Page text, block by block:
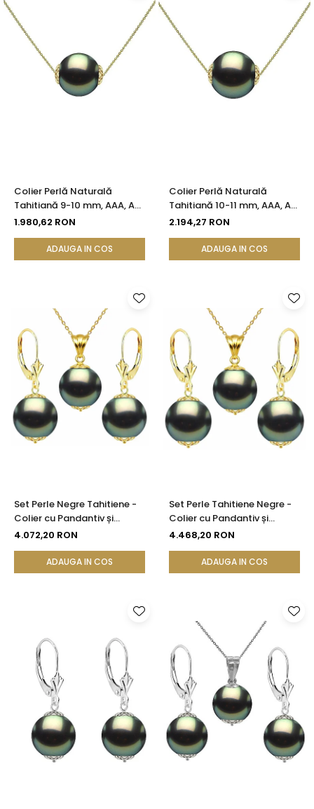
Colier Perlă Naturală
Tahitiană 9-10 mm, AAA, Aur
Galben 14K | KASKADDA®
1.980,62 RON
ADAUGA IN COS
Colier Perlă Naturală
Tahitiană 10-11 mm, AAA, Aur
Galben 14K | KASKADDA®
2.194,27 RON
ADAUGA IN COS
Set Perle Negre Tahitiene -
Colier cu Pandantiv și
Cercei, Aur Galben 14K, Perle
AAA | KASKADDA®
4.072,20 RON
ADAUGA IN COS
Set Perle Tahitiene Negre -
Colier cu Pandantiv și
Cercei, Aur Galben 14K, Perle
AAA | KASKADDA®
4.468,20 RON
ADAUGA IN COS